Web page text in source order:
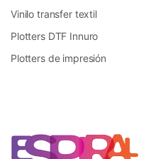
Vinilo transfer textil
Plotters DTF Innuro
Plotters de impresión